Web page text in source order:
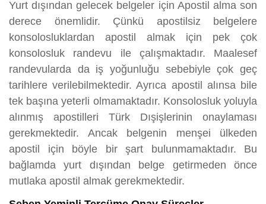
Yurt dışından gelecek belgeler için Apostil alma son
derece önemlidir. Çünkü apostilsiz belgelere
konsolosluklardan apostil almak için pek çok
konsolosluk randevu ile çalışmaktadır. Maalesef
randevularda da iş yoğunluğu sebebiyle çok geç
tarihlere verilebilmektedir. Ayrıca apostil alınsa bile
tek başına yeterli olmamaktadır. Konsolosluk yoluyla
alınmış apostilleri Türk Dışişlerinin onaylaması
gerekmektedir. Ancak belgenin menşei ülkeden
apostil için böyle bir şart bulunmamaktadır. Bu
bağlamda yurt dışından belge getirmeden önce
mutlaka apostil almak gerekmektedir.